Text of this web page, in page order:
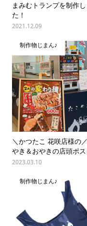
まみむトランプを制作
た！
2021.12.09
制作物じまん♪
＼かつたこ 花咲店様の
やき＆おやきの店頭ポ
2023.03.10
制作物じまん♪